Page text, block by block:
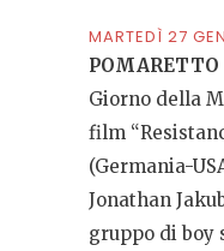
MARTEDÌ 27
POMARETTO
Giorno della
film
(Germania-
Jonathan
gruppo di boy